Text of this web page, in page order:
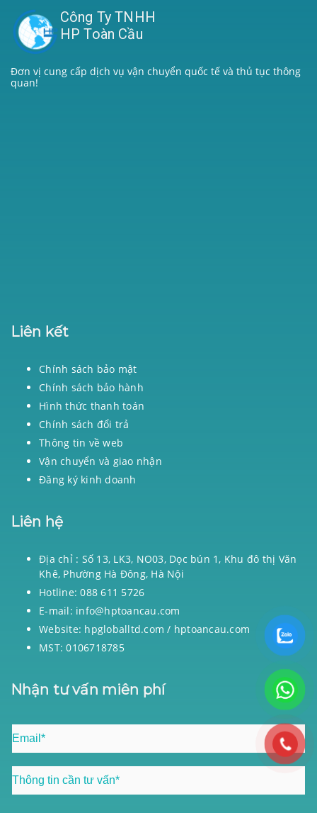
Công Ty TNHH
HP Toàn Cầu
Đơn vị cung cấp dịch vụ vận chuyển quốc tế và thủ tục thông
quan!
Liên kết
Chính sách bảo mật
Chính sách bảo hành
Hình thức thanh toán
Chính sách đổi trả
Thông tin về web
Vận chuyển và giao nhận
Đăng ký kinh doanh
Liên hệ
Địa chỉ : Số 13, LK3, NO03, Dọc bún 1, Khu đô thị Văn
Khê, Phường Hà Đông, Hà Nội
Hotline: 088 611 5726
E-mail: info@hptoancau.com
Website: hpgloballtd.com / hptoancau.com
MST: 0106718785
Nhận tư vấn miên phí